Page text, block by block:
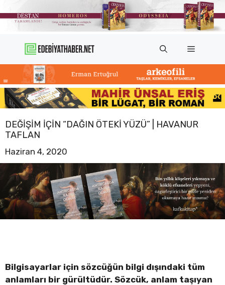
atla
Menü
DEĞIŞIM IÇIN “DAĞIN ÖTEKI YÜZÜ” | HAVANUR
TAFLAN
Haziran 4, 2020
Bilgisayarlar için sözcüğün bilgi dışındaki tüm
anlamları bir gürültüdür. Sözcük, anlam taşıyan